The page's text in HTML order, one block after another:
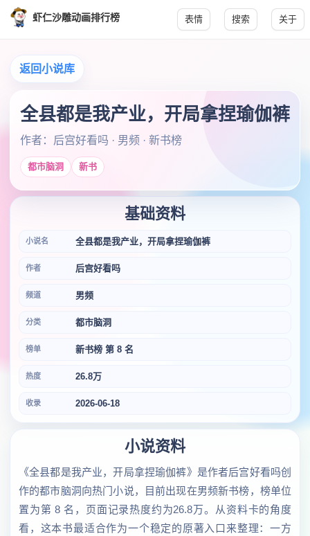
虾仁沙雕动画排行榜 表情 搜索 关于
返回小说库
全县都是我产业，开局拿捏瑜伽裤
作者：后宫好看吗 · 男频 · 新书榜
都市脑洞 新书
基础资料
小说名 全县都是我产业，开局拿捏瑜伽裤
作者 后宫好看吗
频道 男频
分类 都市脑洞
榜单 新书榜 第 8 名
热度 26.8万
收录 2026-06-18
小说资料
《全县都是我产业，开局拿捏瑜伽裤》是作者后宫好看吗创
作的都市脑洞向热门小说，目前出现在男频新书榜，榜单位
置为第 8 名，页面记录热度约为26.8万。从资料卡的角度
看，这本书最适合作为一个稳定的原著入口来整理：一方